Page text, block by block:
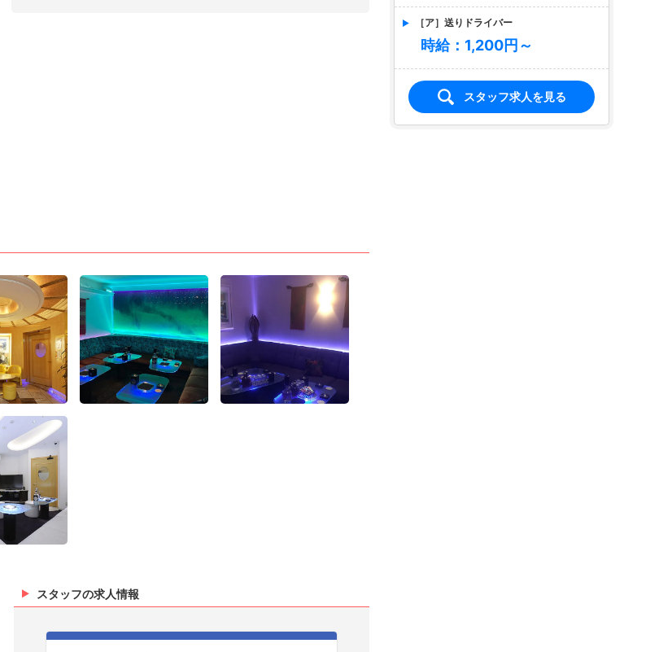
スタッフの求人情報
［ア］送りドライバー
時給：1,200円～
スタッフ求人を見る